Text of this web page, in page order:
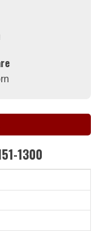
1300